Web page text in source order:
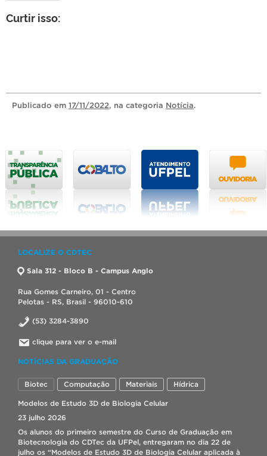
Curtir isso:
Publicado em 17/11/2022, na categoria Notícia.
LOCALIZE O CDTEC
Sala 312 - Bloco B - Campus Anglo
Rua Gomes Carneiro, 01 - Centro
Pelotas - RS, Brasil - 96010-610
(53) 3284-3890
clique para ver o e-mail
NOTÍCIAS DA GRADUAÇÃO
Biotec Computação Materiais Hídrica
Modelos de Estudo 3D de Biologia Celular
23 julho 2026
Os alunos do primeiro semestre do Curso de Graduação em
Biotecnologia do CDTec da UFPel, entregaram no dia 22 de
julho os “Modelos de Estudo 3D de Biologia Celular aplicada à